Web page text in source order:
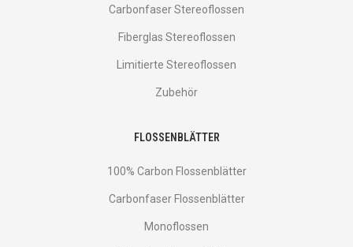
Carbonfaser Stereoflossen
Fiberglas Stereoflossen
Limitierte Stereoflossen
Zubehör
FLOSSENBLÄTTER
100% Carbon Flossenblätter
Carbonfaser Flossenblätter
Monoflossen